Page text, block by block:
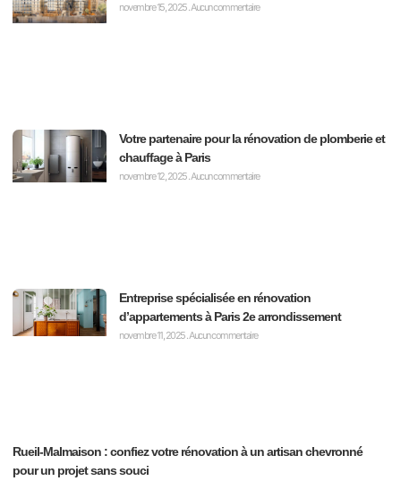
novembre 15, 2025Aucun commentaire
Votre partenaire pour la rénovation de plomberie et
chauffage à Paris
novembre 12, 2025Aucun commentaire
Entreprise spécialisée en rénovation
d’appartements à Paris 2e arrondissement
novembre 11, 2025Aucun commentaire
Rueil-Malmaison : confiez votre rénovation à un artisan chevronné
pour un projet sans souci